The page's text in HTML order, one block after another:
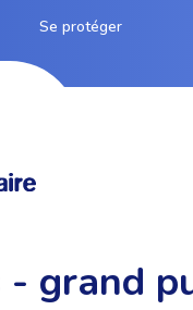
Se protéger
grand